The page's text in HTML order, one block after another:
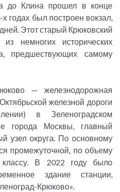
до Клина прошел в конце
годах был построен вокзал,
Этот старый Крюковский
немногих исторических
предшествующих самому
— железнодорожная
железной дороги
в Зеленоградском
города Москвы, главный
узел округа. По основному
промежуточной, по объему
В 2022 году было
здание станции,
Крюково».